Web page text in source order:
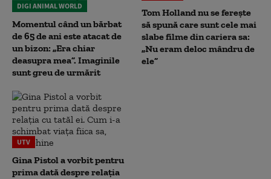
DIGI ANIMAL WORLD
Momentul când un bărbat
de 65 de ani este atacat de
un bizon: „Era chiar
deasupra mea”. Imaginile
sunt greu de urmărit
Tom Holland nu se ferește
să spună care sunt cele mai
slabe filme din cariera sa:
„Nu eram deloc mândru de
ele”
UTV
Gina Pistol a vorbit pentru
prima dată despre relația